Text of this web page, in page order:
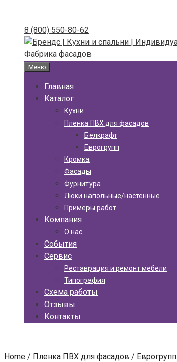
content8 (800) 550-80-62
Фабрика фасадов
Меню
Главная
Каталог
Кухни
Пленка ПВХ для фасадов
Белкрафт
Еврогрупп
Кромка
Фасады
Фурнитура
Люки напольные/настенные
Примеры работ
Компания
О нас
События
Сервис
Реставрация и ремонт мебели
Типография
Схема работы
Отзывы
Контакты
Home / Пленка ПВХ для фасадов / Еврогрупп